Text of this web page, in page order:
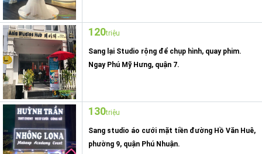
120triệu
Sang lại Studio rộng để chụp hình, quay phim.
Ngay Phú Mỹ Hưng, quận 7.
130triệu
Sang studio áo cưới mặt tiền đường Hồ Văn Huê,
phường 9, quận Phú Nhuận.